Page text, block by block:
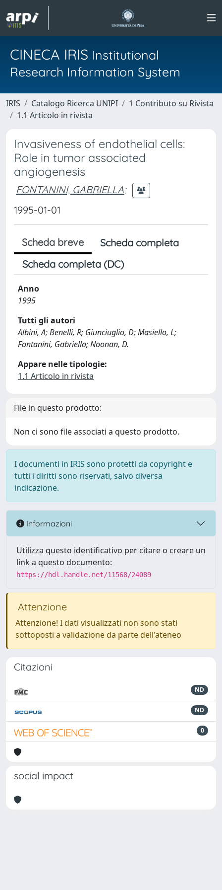
CINECA IRIS Institutional
Research Information System
IRIS Catalogo Ricerca UNIPI
1 Contributo su Rivista
1.1 Articolo in rivista
Invasiveness of endothelial cells:
Role in tumor associated
angiogenesis
FONTANINI, GABRIELLA;
1995-01-01
Scheda breve
Scheda completa
Scheda completa (DC)
Anno
1995
Tutti gli autori
Albini, A; Benelli, R; Giunciuglio, D; Masiello, L;
Fontanini, Gabriella; Noonan, D.
Appare nelle tipologie:
1.1 Articolo in rivista
File in questo prodotto:
Non ci sono file associati a questo prodotto.
I documenti in IRIS sono protetti da copyright e
tutti i diritti sono riservati, salvo diversa
indicazione.
Informazioni
Utilizza questo identificativo per citare o creare un
link a questo documento:
https://hdl.handle.net/11568/24089
Attenzione
Attenzione! I dati visualizzati non sono stati
sottoposti a validazione da parte dell'ateneo
Citazioni
ND
ND
0
social impact